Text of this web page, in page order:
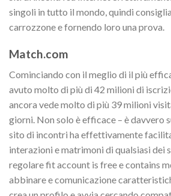
singoli in tutto il mondo, quindi
carrozzone e fornendo loro una prova.
Match.com
Cominciando con il meglio di il più
avuto molto di più di 42 milioni di
ancora vede molto di più 39 milioni
giorni. Non solo è efficace – è davvero
sito di incontri ha effettivamente
interazioni e matrimoni di qualsiasi dei
regolare fit account is free e contains
abbinare e comunicazione